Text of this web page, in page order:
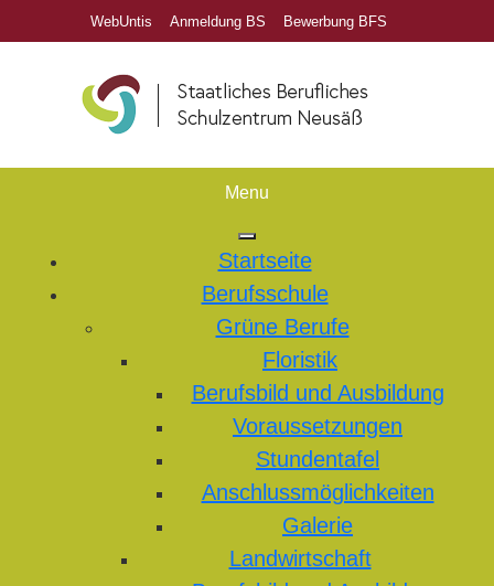
WebUntis Anmeldung BS Bewerbung BFS
Menu
Startseite
Berufsschule
Grüne Berufe
Floristik
Berufsbild und Ausbildung
Voraussetzungen
Stundentafel
Anschlussmöglichkeiten
Galerie
Landwirtschaft